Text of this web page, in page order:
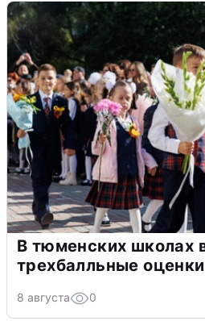
В тюменских школах
трехбалльные
8 августа 0